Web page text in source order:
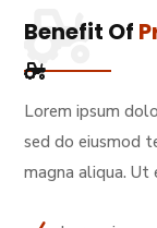
Benefit Of
Lorem ipsum
sed do eiusmod
magna aliqua. Ut